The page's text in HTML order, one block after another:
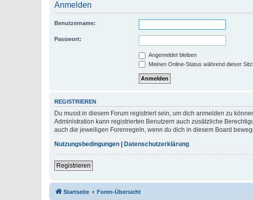
Anmelden
Benutzername:
Passwort:
Angemeldet bleiben
Meinen Online-Status während dieser
REGISTRIEREN
Du musst in diesem Forum registriert sein, um dich anmelden zu
Administration kann registrierten Benutzern auch zusätzliche
auch die jeweiligen Forenregeln, wenn du dich in diesem Board
Nutzungsbedingungen | Datenschutzerklärung
Registrieren
Startseite Foren-Übersicht